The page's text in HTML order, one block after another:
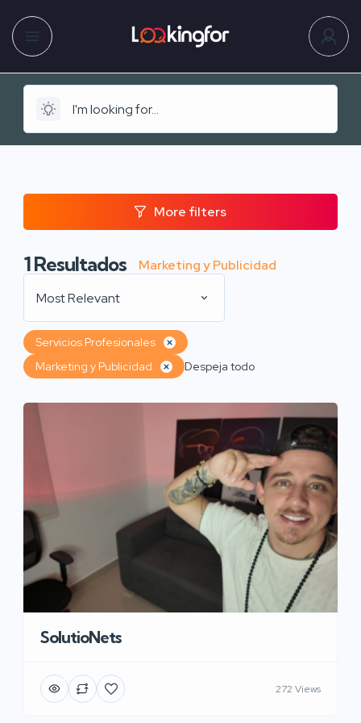
More filters
1Resultados
Marketing y Publicidad
Most Relevant
Servicios Profesionales
Marketing y Publicidad
Despeja todo
SolutioNets
272 Views